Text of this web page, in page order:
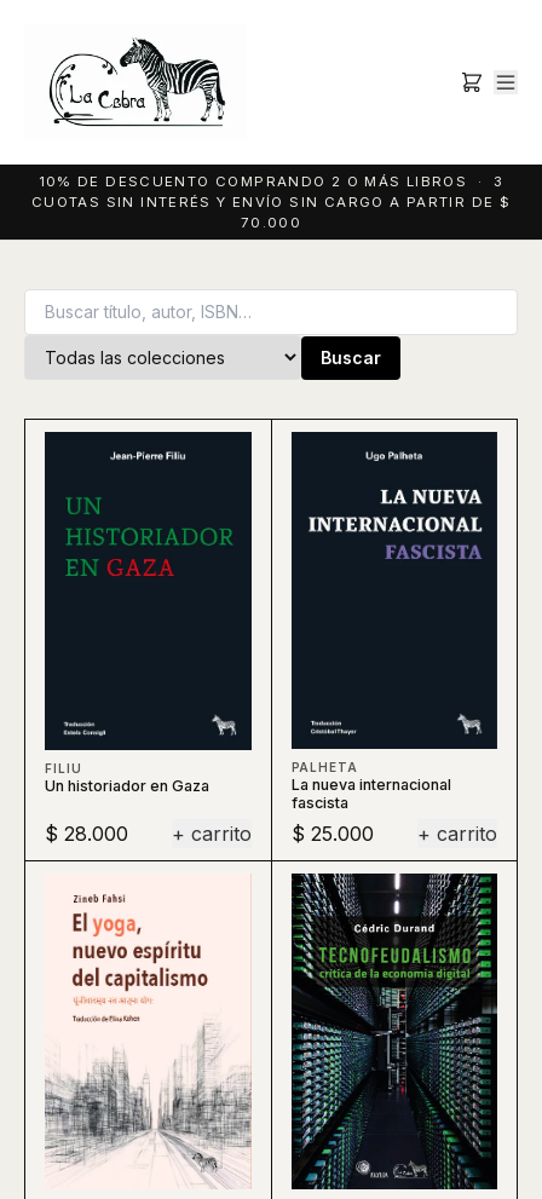
10% DE DESCUENTO COMPRANDO 2 O MÁS LIBROS · 3
CUOTAS SIN INTERÉS Y ENVÍO SIN CARGO A PARTIR DE $
70.000
Buscar
FILIU
Un historiador en Gaza
$ 28.000 + carrito
PALHETA
La nueva internacional
fascista
$ 25.000 + carrito